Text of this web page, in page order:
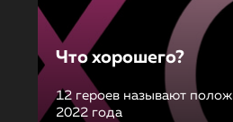
Что хорошего?
12 героев называют
2022 года